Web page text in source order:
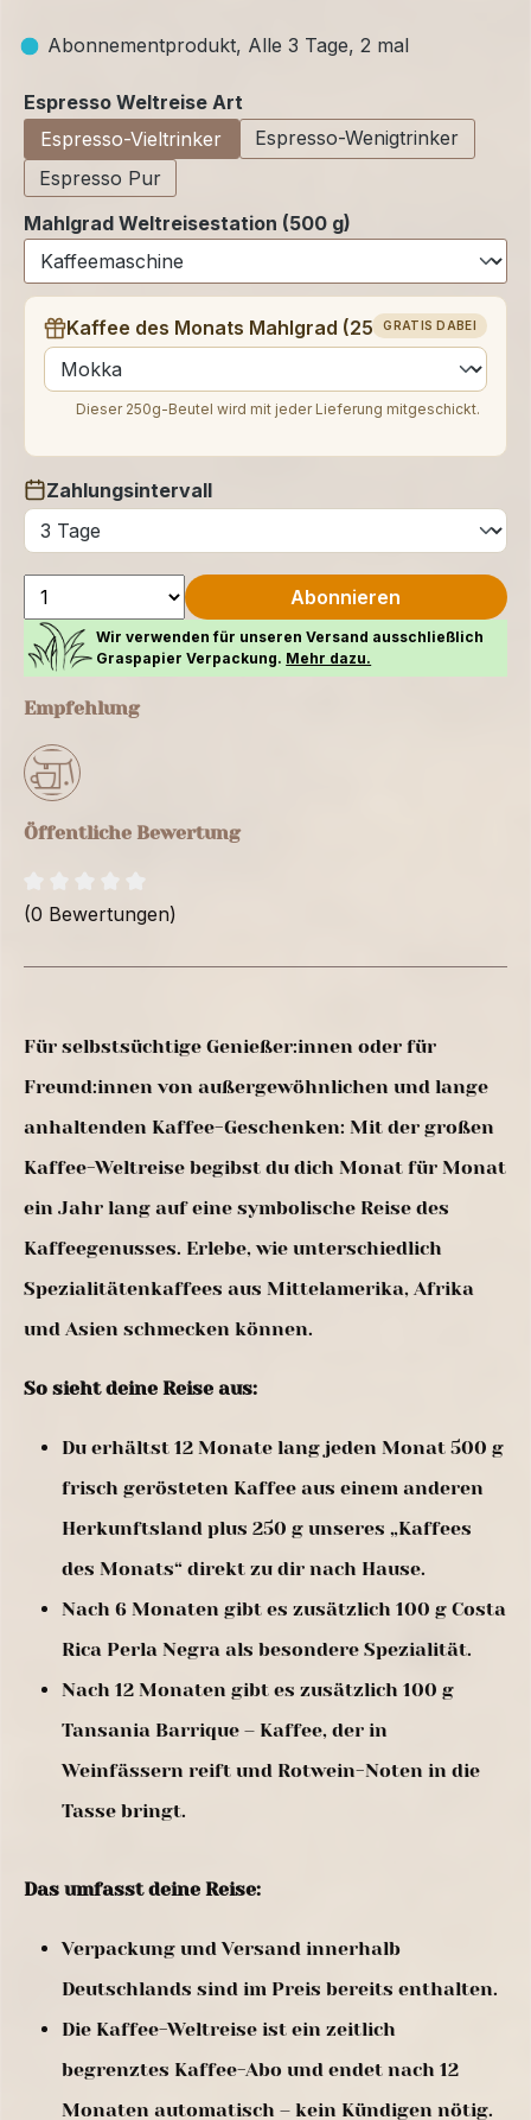
Abonnementprodukt, Alle 3 Tage, 2 mal
Espresso Weltreise Art
Espresso-Vieltrinker
Espresso-Wenigtrinker
Espresso Pur
Mahlgrad Weltreisestation (500 g)
GRATIS DABEI
Kaffee des Monats Mahlgrad (250 g)
auswählen
Dieser 250g-Beutel wird mit jeder Lieferung mitgeschickt.
Zahlungsintervall
auswählen
Abonnieren
Wir verwenden für unseren Versand ausschließlich
Graspapier Verpackung. Mehr dazu.
Empfehlung
Öffentliche Bewertung
(0 Bewertungen)
Für selbstsüchtige Genießer:innen oder für
Freund:innen von außergewöhnlichen und lange
anhaltenden Kaffee-Geschenken: Mit der großen
Kaffee-Weltreise begibst du dich Monat für Monat
ein Jahr lang auf eine symbolische Reise des
Kaffeegenusses. Erlebe, wie unterschiedlich
Spezialitätenkaffees aus Mittelamerika, Afrika
und Asien schmecken können.
So sieht deine Reise aus:
Du erhältst 12 Monate lang jeden Monat 500 g
frisch gerösteten Kaffee aus einem anderen
Herkunftsland plus 250 g unseres „Kaffees
des Monats“ direkt zu dir nach Hause.
Nach 6 Monaten gibt es zusätzlich 100 g Costa
Rica Perla Negra als besondere Spezialität.
Nach 12 Monaten gibt es zusätzlich 100 g
Tansania Barrique – Kaffee, der in
Weinfässern reift und Rotwein-Noten in die
Tasse bringt.
Das umfasst deine Reise:
Verpackung und Versand innerhalb
Deutschlands sind im Preis bereits enthalten.
Die Kaffee-Weltreise ist ein zeitlich
begrenztes Kaffee-Abo und endet nach 12
Monaten automatisch – kein Kündigen nötig.